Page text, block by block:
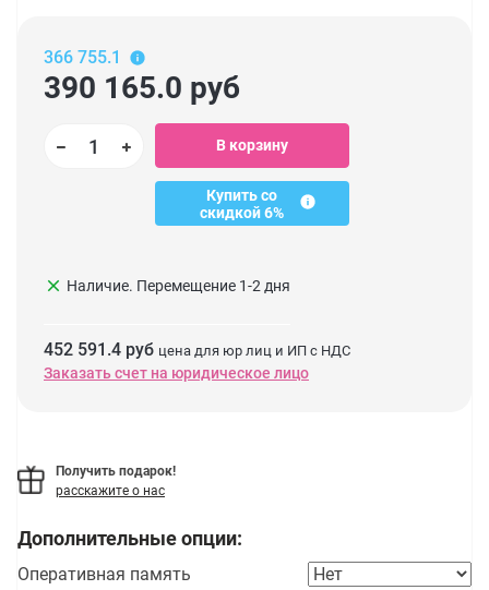
366 755.1
390 165.0 руб
В корзину
Купить со
скидкой 6%
clear Наличие. Перемещение 1-2 дня
452 591.4 руб цена для юр лиц и ИП с НДС
Заказать счет на юридическое лицо
Получить подарок!
расскажите о нас
Дополнительные опции:
Оперативная память